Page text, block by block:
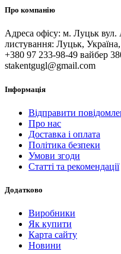
Про компанію
Адреса офісу: м. Луцьк вул.
листування: Луцьк,
+380 97 233-98-49 вайбер
stakentgugl@gmail.com
Інформація
Відправити
Про нас
Доставка і оплата
Політика безпеки
Умови згоди
Статті та рекомендації
Додатково
Виробники
Як купити
Карта сайту
Новини